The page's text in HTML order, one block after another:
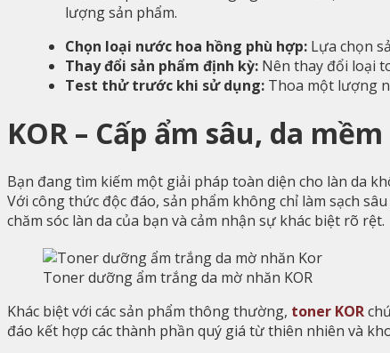
lượng sản phẩm.
Chọn loại nước hoa hồng phù hợp: Lựa chọn
Thay đổi sản phẩm định kỳ: Nên thay đổi loại
Test thử trước khi sử dụng: Thoa một lượng
KOR – Cấp ẩm sâu, da
Bạn đang tìm kiếm một giải pháp toàn diện cho làn da
Với công thức độc đáo, sản phẩm không chỉ làm sạch
chăm sóc làn da của bạn và cảm nhận sự khác biệt rõ rệt.
Toner dưỡng ẩm trắng da mờ nhăn KOR
Khác biệt với các sản phẩm thông thường, toner KOR
đáo kết hợp các thành phần quý giá từ thiên nhiên và